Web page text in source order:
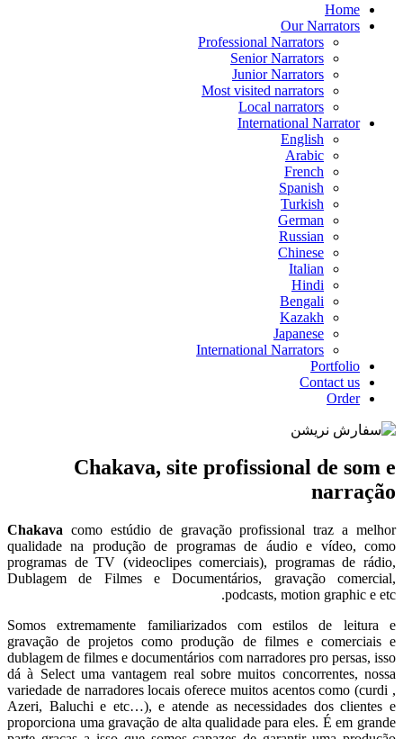
Home
Our Narrators
Professional Narrators
Senior Narrators
Junior Narrators
Most visited narrators
Local narrators
International Narrator
English
Arabic
French
Spanish
Turkish
German
Russian
Chinese
Italian
Hindi
Bengali
Kazakh
Japanese
International Narrators
Portfolio
Contact us
Order
Chakava, site profissional de som e
narração
Chakava como estúdio de gravação profissional traz a melhor
qualidade na produção de programas de áudio e vídeo, como
programas de TV (videoclipes comerciais), programas de rádio,
Dublagem de Filmes e Documentários, gravação comercial,
podcasts, motion graphic e etc.
Somos extremamente familiarizados com estilos de leitura e
gravação de projetos como produção de filmes e comerciais e
dublagem de filmes e documentários com narradores pro persas, isso
dá à Select uma vantagem real sobre muitos concorrentes, nossa
variedade de narradores locais oferece muitos acentos como (curdi ,
Azeri, Baluchi e etc…), e atende as necessidades dos clientes e
proporciona uma gravação de alta qualidade para eles. É em grande